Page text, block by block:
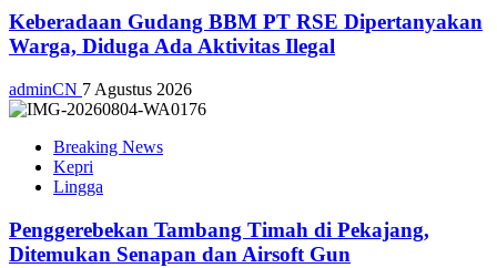
Keberadaan Gudang BBM PT RSE Dipertanyakan
Warga, Diduga Ada Aktivitas Ilegal
adminCN 7 Agustus 2026
Breaking News
Kepri
Lingga
Penggerebekan Tambang Timah di Pekajang,
Ditemukan Senapan dan Airsoft Gun